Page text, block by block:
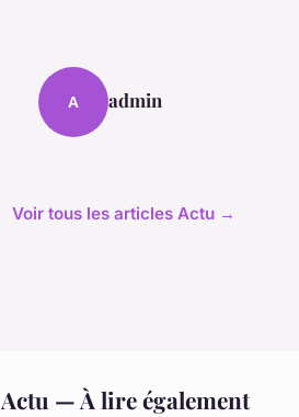
A admin
Voir tous les articles Actu →
Actu — À lire également